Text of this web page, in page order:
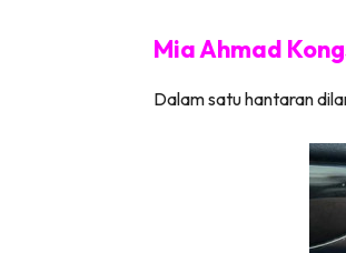
Mia Ahmad
Dalam satu hantaran